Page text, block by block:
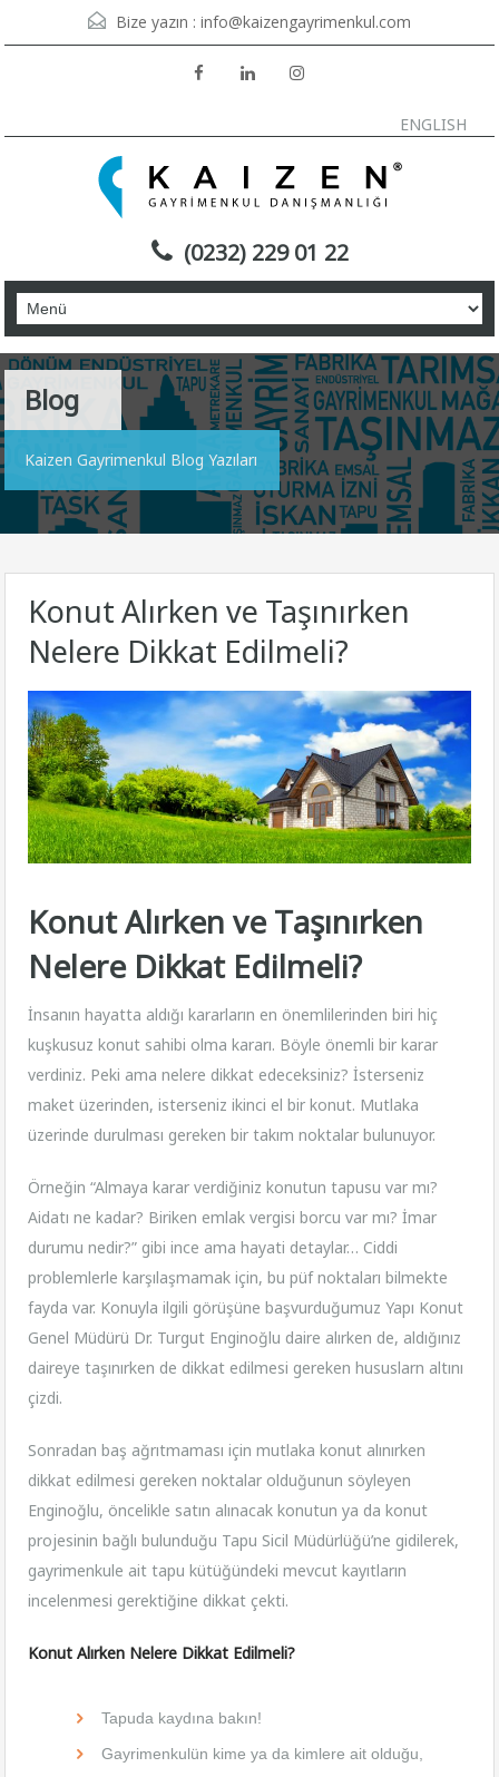
Bize yazın : info@kaizengayrimenkul.com
ENGLISH
(0232) 229 01 22
Blog
Kaizen Gayrimenkul Blog Yazıları
Konut Alırken ve Taşınırken
Nelere Dikkat Edilmeli?
Konut Alırken ve Taşınırken
Nelere Dikkat Edilmeli?
İnsanın hayatta aldığı kararların en önemlilerinden biri hiç
kuşkusuz konut sahibi olma kararı. Böyle önemli bir karar
verdiniz. Peki ama nelere dikkat edeceksiniz? İsterseniz
maket üzerinden, isterseniz ikinci el bir konut. Mutlaka
üzerinde durulması gereken bir takım noktalar bulunuyor.
Örneğin “Almaya karar verdiğiniz konutun tapusu var mı?
Aidatı ne kadar? Biriken emlak vergisi borcu var mı? İmar
durumu nedir?” gibi ince ama hayati detaylar… Ciddi
problemlerle karşılaşmamak için, bu püf noktaları bilmekte
fayda var. Konuyla ilgili görüşüne başvurduğumuz Yapı Konut
Genel Müdürü Dr. Turgut Enginoğlu daire alırken de, aldığınız
daireye taşınırken de dikkat edilmesi gereken hususlarn altını
çizdi.
Sonradan baş ağrıtmaması için mutlaka konut alınırken
dikkat edilmesi gereken noktalar olduğunun söyleyen
Enginoğlu, öncelikle satın alınacak konutun ya da konut
projesinin bağlı bulunduğu Tapu Sicil Müdürlüğü’ne gidilerek,
gayrimenkule ait tapu kütüğündeki mevcut kayıtların
incelenmesi gerektiğine dikkat çekti.
Konut Alırken Nelere Dikkat Edilmeli?
Tapuda kaydına bakın!
Gayrimenkulün kime ya da kimlere ait olduğu,